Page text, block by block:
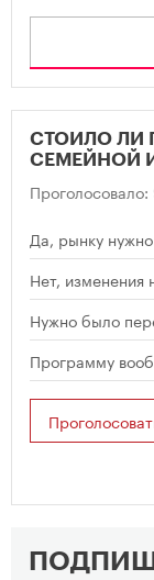
СТОИЛО ЛИ
СЕМЕЙНОЙ
Да, рынку
Нет, изменения
Нужно было
Программу